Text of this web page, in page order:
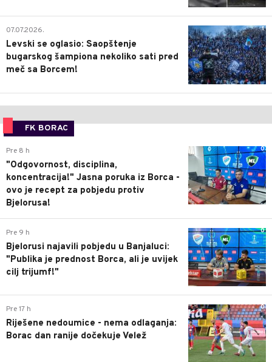
1
07.07.2026.
Levski se oglasio: Saopštenje
bugarskog šampiona nekoliko sati pred
meč sa Borcem!
FK BORAC
0
Pre 8 h
"Odgovornost, disciplina,
koncentracija!" Jasna poruka iz Borca -
ovo je recept za pobjedu protiv
Bjelorusa!
0
Pre 9 h
Bjelorusi najavili pobjedu u Banjaluci:
"Publika je prednost Borca, ali je uvijek
cilj trijumf!"
0
Pre 17 h
Riješene nedoumice - nema odlaganja:
Borac dan ranije dočekuje Velež